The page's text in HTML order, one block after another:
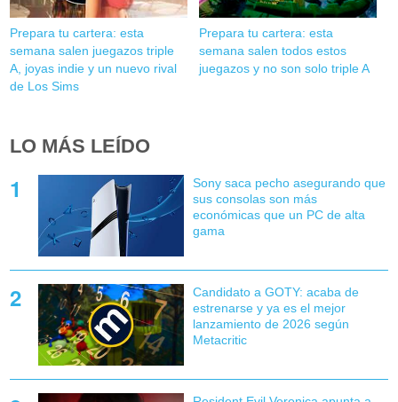
Prepara tu cartera: esta
semana salen juegazos triple
A, joyas indie y un nuevo rival
de Los Sims
Prepara tu cartera: esta
semana salen todos estos
juegazos y no son solo triple A
LO MÁS LEÍDO
Sony saca pecho asegurando que
sus consolas son más
económicas que un PC de alta
gama
Candidato a GOTY: acaba de
estrenarse y ya es el mejor
lanzamiento de 2026 según
Metacritic